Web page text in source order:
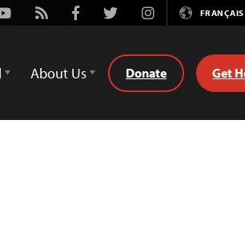
Rss FacebookTwitterInstagramFRANÇAIS
About Us Donate Get